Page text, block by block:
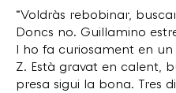
“Voldràs rebobinar,
Doncs no. Guillamino
I ho fa curiosament en
Z. Està gravat en calent,
presa sigui la bona. Tres